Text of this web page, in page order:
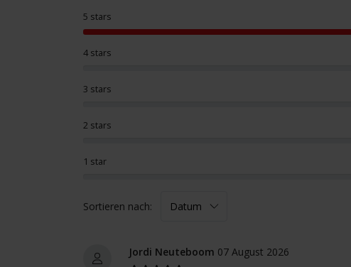
1 star
2 stars
3 stars
4 stars
5 stars
Sortieren nach:
Jordi Neuteboom 07 August 2026